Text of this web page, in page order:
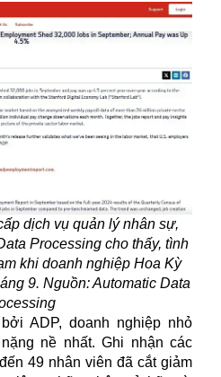
dịch vụ quản lý nhân sự,
Processing cho thấy, tình
khi doanh nghiệp Hoa Kỳ
9. Nguồn: Automatic Data
ADP, doanh nghiệp nhỏ
nề nhất. Ghi nhận các
49 nhân viên đã cắt giảm